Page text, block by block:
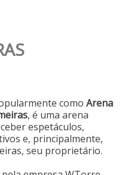
comoArena
, é uma arena
espetáculos,
e, principalmente,
seu proprietário.